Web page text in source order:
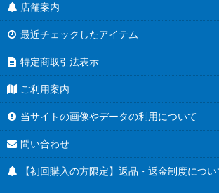
店舗案内
最近チェックしたアイテム
特定商取引法表示
ご利用案内
当サイトの画像やデータの利用について
問い合わせ
【初回購入の方限定】返品・返金制度につい